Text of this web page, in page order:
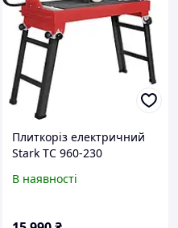
Плиткоріз електричний
Stark TC 960-230
В наявності